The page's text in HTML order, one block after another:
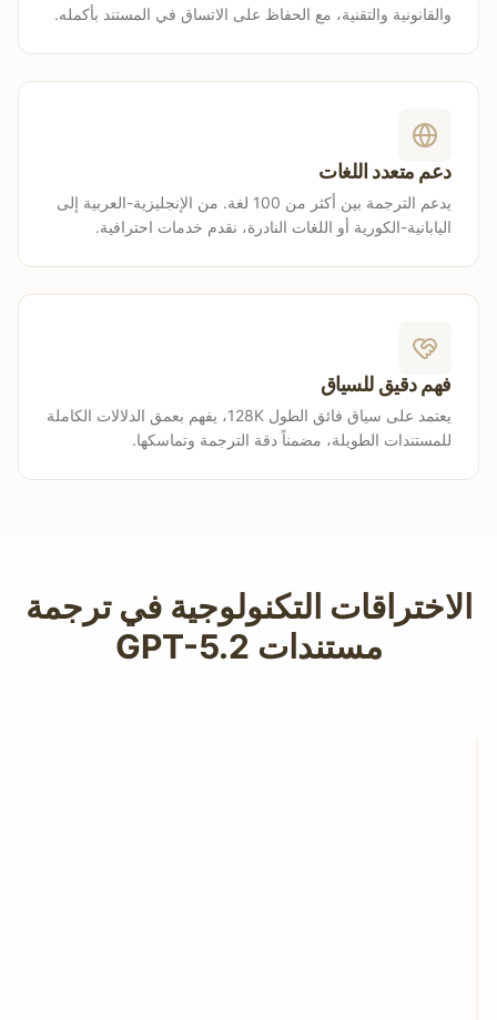
والقانونية والتقنية، مع الحفاظ على الاتساق في المستند بأكمله.
دعم متعدد اللغات
يدعم الترجمة بين أكثر من 100 لغة. من الإنجليزية-العربية إلى
اليابانية-الكورية أو اللغات النادرة، نقدم خدمات احترافية.
فهم دقيق للسياق
يعتمد على سياق فائق الطول 128K، يفهم بعمق الدلالات الكاملة
للمستندات الطويلة، مضمناً دقة الترجمة وتماسكها.
الاختراقات التكنولوجية في ترجمة
مستندات GPT-5.2